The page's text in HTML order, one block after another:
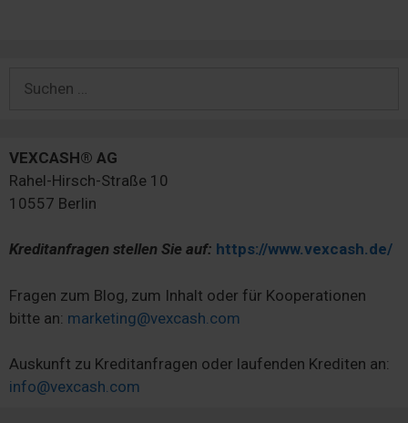
nach:
VEXCASH® AG
Rahel-Hirsch-Straße 10
10557 Berlin
Kreditanfragen stellen Sie auf: https://www.vexcash.de/
Fragen zum Blog, zum Inhalt oder für Kooperationen
bitte an: marketing@vexcash.com
Auskunft zu Kreditanfragen oder laufenden Krediten an:
info@vexcash.com